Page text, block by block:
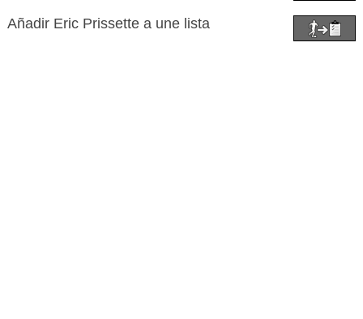
Añadir Eric Prissette a une lista